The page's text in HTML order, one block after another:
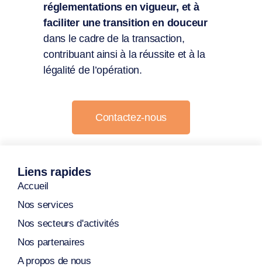
réglementations en vigueur, et à
faciliter une transition en douceur
dans le cadre de la transaction,
contribuant ainsi à la réussite et à la
légalité de l’opération.
Contactez-nous
Liens rapides
Accueil
Nos services
Nos secteurs d'activités
Nos partenaires
A propos de nous